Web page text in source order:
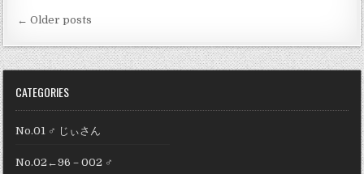
投
稿
ナ
ビ
ゲ
ー
シ
← Older posts
CATEGORIES
No.01 ♂ じぃさん
No.02←96－002 ♂